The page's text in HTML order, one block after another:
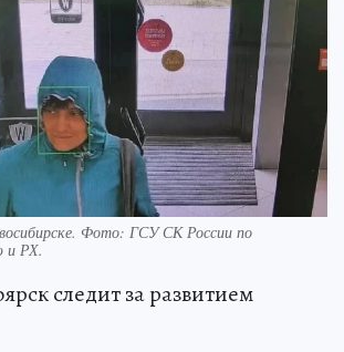
Фото: ГСУ СК России по
и РХ.
следит за развитием